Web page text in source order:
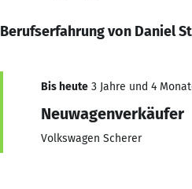
Berufserfahrung von Daniel
Bis heute 3 Jahre und 4
Neuwagenverkäufer
Volkswagen Scherer